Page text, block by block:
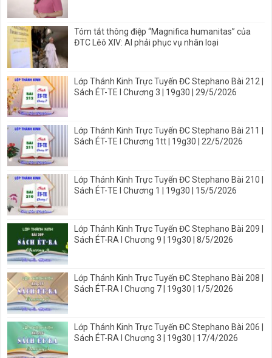
Tóm tắt thông điệp “Magnifica humanitas” của
ĐTC Lêô XIV: AI phải phục vụ nhân loại
Lớp Thánh Kinh Trực Tuyến ĐC Stephano Bài 212 |
Sách ÉT-TE I Chương 3 | 19g30 | 29/5/2026
Lớp Thánh Kinh Trực Tuyến ĐC Stephano Bài 211 |
Sách ÉT-TE I Chương 1tt | 19g30 | 22/5/2026
Lớp Thánh Kinh Trực Tuyến ĐC Stephano Bài 210 |
Sách ÉT-TE I Chương 1 | 19g30 | 15/5/2026
Lớp Thánh Kinh Trực Tuyến ĐC Stephano Bài 209 |
Sách ÉT-RA I Chương 9 | 19g30 | 8/5/2026
Lớp Thánh Kinh Trực Tuyến ĐC Stephano Bài 208 |
Sách ÉT-RA I Chương 7 | 19g30 | 1/5/2026
Lớp Thánh Kinh Trực Tuyến ĐC Stephano Bài 206 |
Sách ÉT-RA I Chương 3 | 19g30 | 17/4/2026